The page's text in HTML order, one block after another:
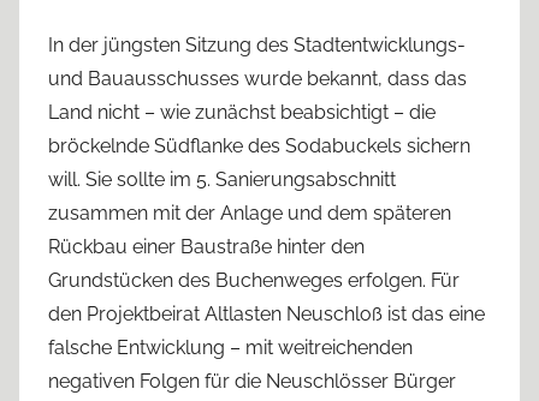
In der jüngsten Sitzung des Stadtentwicklungs-
und Bauausschusses wurde bekannt, dass das
Land nicht – wie zunächst beabsichtigt – die
bröckelnde Südflanke des Sodabuckels sichern
will. Sie sollte im 5. Sanierungsabschnitt
zusammen mit der Anlage und dem späteren
Rückbau einer Baustraße hinter den
Grundstücken des Buchenweges erfolgen. Für
den Projektbeirat Altlasten Neuschloß ist das eine
falsche Entwicklung – mit weitreichenden
negativen Folgen für die Neuschlösser Bürger